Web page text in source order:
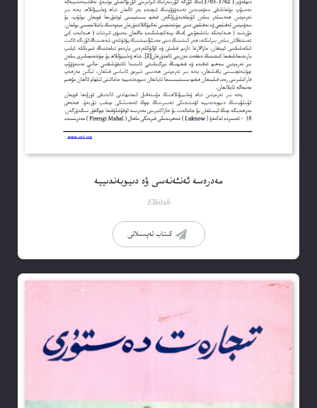
مەدرەسە ئەنئەنەسى ۋە دىيوبەندىييە
Elkitab
كىتاب تەپسىلاتى